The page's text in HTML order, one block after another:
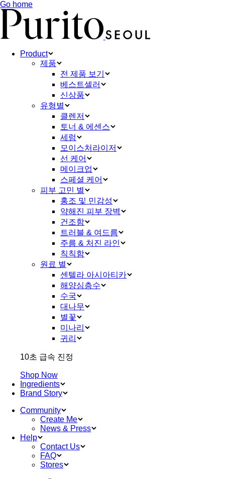
Go home
Product
제품
전 제품 보기
베스트셀러
신상품
유형별
클렌저
토너 & 에센스
세럼
모이스처라이저
선 케어
메이크업
스페셜 케어
피부 고민 별
홍조 및 민감성
약해진 피부 장벽
건조함
트러블 & 여드름
주름 & 처진 라인
칙칙함
원료 별
센텔라 아시아티카
해양심층수
수국
대나무
별꽃
미나리
귀리
10초 급속 진정
Shop Now
Ingredients
Brand Story
Community
Create Me
News & Press
Help
Contact Us
FAQ
Stores